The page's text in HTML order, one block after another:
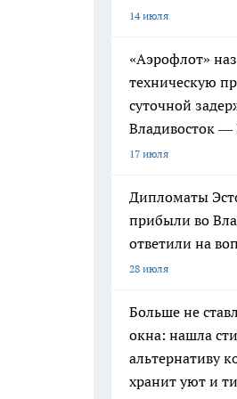
14 июля
«Аэрофлот»
техническую
суточной
Владивосток —
17 июля
Дипломаты
прибыли во
ответили на
28 июля
Больше не
окна: нашла
альтернативу
хранит уют и